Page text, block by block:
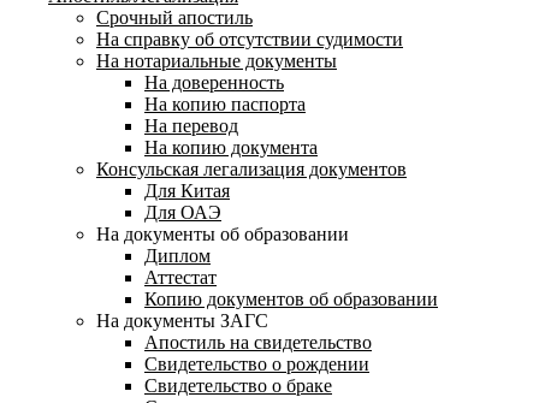
Срочный апостиль
На справку об отсутствии судимости
На нотариальные документы
На доверенность
На копию паспорта
На перевод
На копию документа
Консульская легализация документов
Для Китая
Для ОАЭ
На документы об образовании
Диплом
Аттестат
Копию документов об образовании
На документы ЗАГС
Апостиль на свидетельство
Свидетельство о рождении
Свидетельство о браке